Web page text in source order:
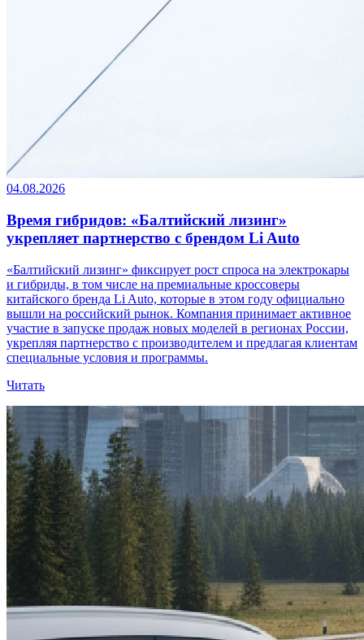
04.08.2026
Время гибридов: «Балтийский лизинг»
укрепляет партнерство с брендом Li Auto
«Балтийский лизинг» фиксирует рост спроса на электрокары
и гибриды, в том числе на премиальные кроссоверы
китайского бренда Li Auto, которые в этом году официально
вышли на российский рынок. Компания принимает активное
участие в запуске продаж новых моделей в регионах России,
укрепляя партнерство с производителем и предлагая клиентам
специальные условия и программы.
Читать